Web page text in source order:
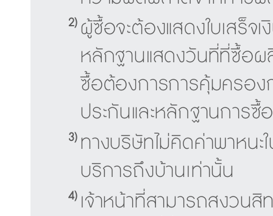
2) ผู้ซื้อจะต้องแสดงใบเสร็จ
หลักฐานแสดงวันที่ที่ซื้อ
ซื้อต้องการการคุ้มครอง
ประกันและหลักฐานการซื้
3) ทางบริษัทไม่คิดค่าพาหนะ
บริการถึงบ้านเท่านั้น
4) เจ้าหน้าที่สามารถสงวน